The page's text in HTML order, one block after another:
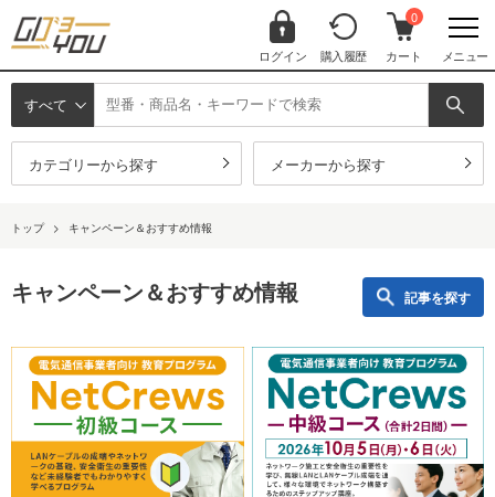
ログイン 購入履歴
0
カート メニュー
すべて
カテゴリーから探す メーカーから探す
トップ > キャンペーン＆おすすめ情報
キャンペーン＆おすすめ情報 記事を探す